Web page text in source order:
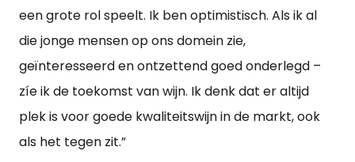
een grote rol speelt. Ik ben optimistisch. Als ik al
die jonge mensen op ons domein zie,
geïnteresseerd en ontzettend goed onderlegd –
zíe ik de toekomst van wijn. Ik denk dat er altijd
plek is voor goede kwaliteitswijn in de markt, ook
als het tegen zit.”